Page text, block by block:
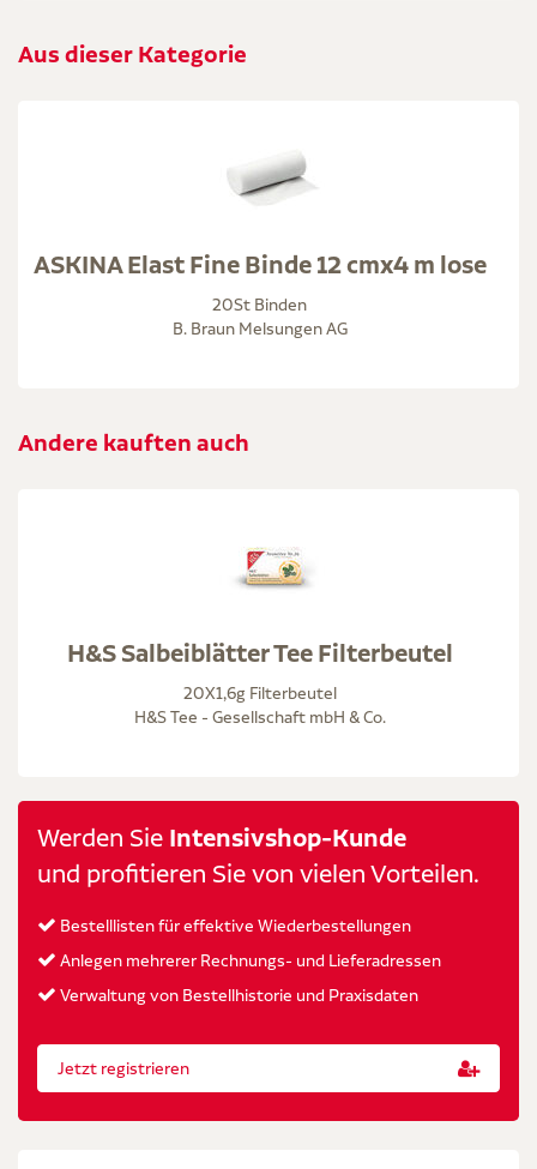
Aus dieser Kategorie
ASKINA Elast Fine Binde 12 cmx4 m lose
20St Binden
B. Braun Melsungen AG
Andere kauften auch
H&S Salbeiblätter Tee Filterbeutel
20X1,6g Filterbeutel
H&S Tee - Gesellschaft mbH & Co.
Werden Sie Intensivshop-Kunde
und profitieren Sie von vielen Vorteilen.
Bestelllisten für effektive Wiederbestellungen
Anlegen mehrerer Rechnungs- und Lieferadressen
Verwaltung von Bestellhistorie und Praxisdaten
Jetzt registrieren